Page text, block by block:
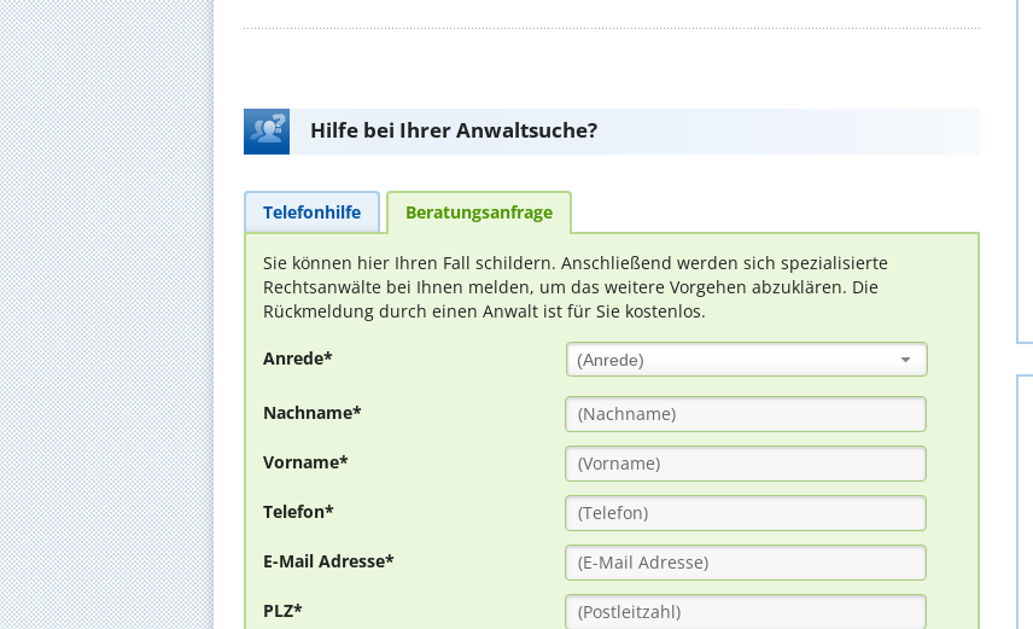
Hilfe bei Ihrer Anwaltsuche?
Telefonhilfe Beratungsanfrage
Sie können hier Ihren Fall schildern. Anschließend werden sich spezialisierte
Rechtsanwälte bei Ihnen melden, um das weitere Vorgehen abzuklären. Die
Rückmeldung durch einen Anwalt ist für Sie kostenlos.
Anrede* (Anrede)
Nachname*
Vorname*
Telefon*
E-Mail Adresse*
PLZ*